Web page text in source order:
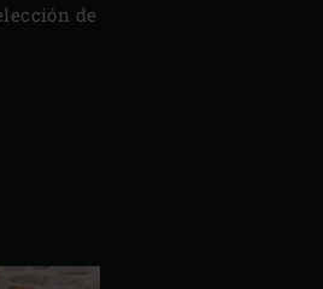
de